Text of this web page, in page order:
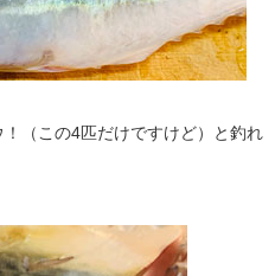
（この4匹だけですけど）と釣れ